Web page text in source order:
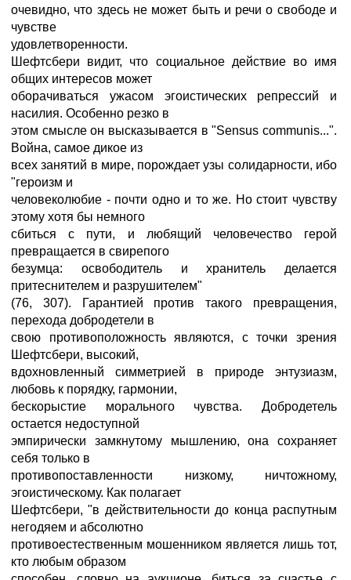
очевидно, что здесь не может быть и речи о свободе и
чувстве
удовлетворенности.
Шефтсбери видит, что социальное действие во имя
общих интересов может
оборачиваться ужасом эгоистических репрессий и
насилия. Особенно резко в
этом смысле он высказывается в "Sensus communis...".
Война, самое дикое из
всех занятий в мире, порождает узы солидарности, ибо
"героизм и
человеколюбие - почти одно и то же. Но стоит чувству
этому хотя бы немного
сбиться с пути, и любящий человечество герой
превращается в свирепого
безумца: освободитель и хранитель делается
притеснителем и разрушителем"
(76, 307). Гарантией против такого превращения,
перехода добродетели в
свою противоположность являются, с точки зрения
Шефтсбери, высокий,
вдохновленный симметрией в природе энтузиазм,
любовь к порядку, гармонии,
бескорыстие морального чувства. Добродетель
остается недоступной
эмпирически замкнутому мышлению, она сохраняет
себя только в
противопоставленности низкому, ничтожному,
эгоистическому. Как полагает
Шефтсбери, "в действительности до конца распутным
негодяем и абсолютно
противоестественным мошенником является лишь тот,
кто любым образом